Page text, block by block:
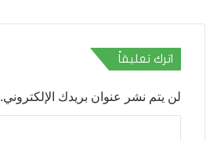
اترك تعليقاً
لن يتم نشر عنوان بريدك الإلكتروني.